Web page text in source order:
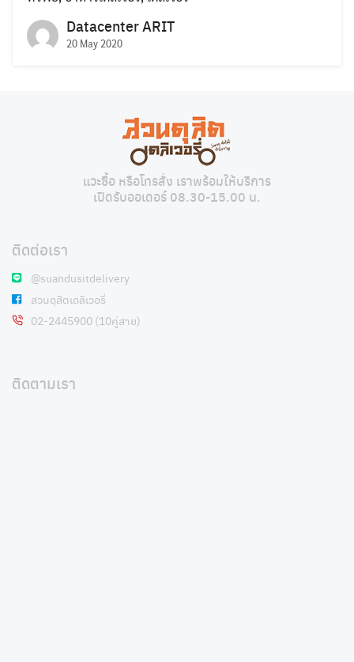
Search
Datacenter ARIT
20 May 2020
แวะซื้อ หรือโทรสั่ง เราพร้อมให้บริการ
เปิดรับออเดอร์ 08.30-15.00 น.
ติดต่อเรา
@suandusitdelivery
สวนดุสิตเดลิเวอรี่
02-2445900 (10คู่สาย)
ติดตามเรา